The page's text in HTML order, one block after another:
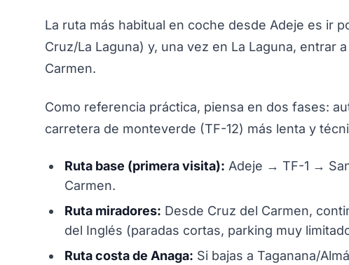
La ruta más habitual en coche desde Adeje es ir
Cruz/La Laguna) y, una vez en La Laguna, entrar
Carmen.
Como referencia práctica, piensa en dos fases:
carretera de monteverde (TF-12) más lenta y
Ruta base (primera visita): Adeje → TF-1 →
Carmen.
Ruta miradores: Desde Cruz del Carmen,
del Inglés (paradas cortas, parking muy
Ruta costa de Anaga: Si bajas a Taganana/